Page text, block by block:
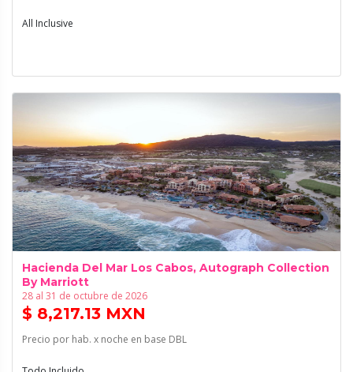
All Inclusive
Hacienda Del Mar Los Cabos, Autograph Collection
By Marriott
28 al 31 de octubre de 2026
$ 8,217.13 MXN
Precio por hab. x noche en base DBL